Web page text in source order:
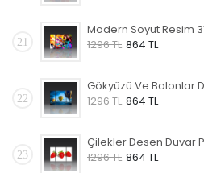
21
1296 TL 864 TL
22
1296 TL 864 TL
23
1296 TL 864 TL